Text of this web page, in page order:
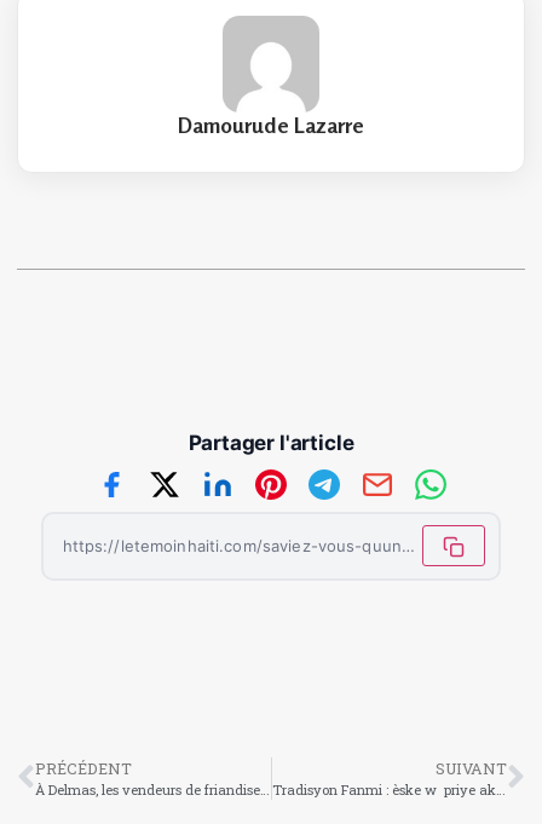
Damourude Lazarre
Partager l'article
https://letemoinhaiti.com/saviez-vous-quun-seul-arbre-peut-produire-de-loxygene-pour-4-personnes-chaque-jour/
PRÉCÉDENT SUIVANT